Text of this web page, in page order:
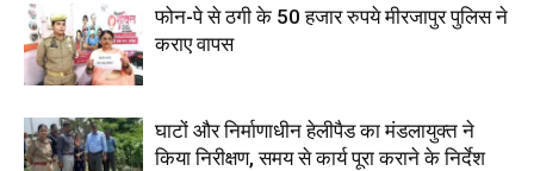
फोन-पे से ठगी के 50 हजार रुपये मीरजापुर पुलिस ने
कराए वापस
घाटों और निर्माणाधीन हेलीपैड का मंडलायुक्त ने
किया निरीक्षण, समय से कार्य पूरा कराने के निर्देश